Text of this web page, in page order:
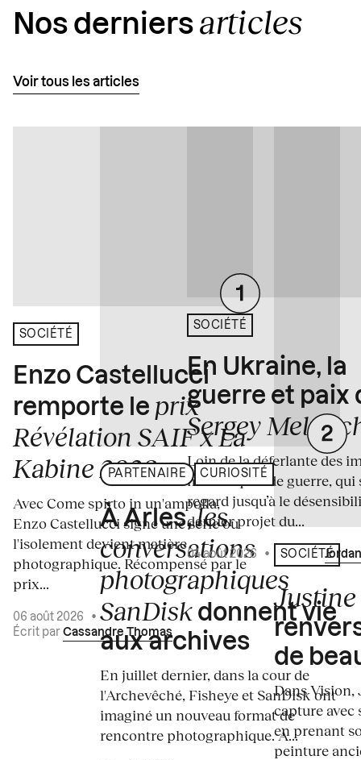
Nos derniers articles
Voir tous les articles
SOCIÉTÉ
Enzo Castellucci
remporte le prix
Révélation SAIF x La
Kabine 2026
Avec Come spirto in un'ampolla,
Enzo Castellucci signe une série où
l'isolement devient matière
photographique. Récompensé par le
prix...
06 août 2026
•
Écrit par Cassandre Thomas
PARTENAIRE CURIOSITÉ
À Arles,les
conversations
photographiques
SanDisk donnent vie
aux archives
En juillet dernier, dans la cour de
l'Archevêché, Fisheye et SanDisk ont
imaginé un nouveau format de
rencontre photographique. À...
SOCIÉTÉ
En Ukraine, la
guerre et paix
Sergey
Loin de la déferlante des
médiatiques de guerre, qui
regard jusqu’à le
dernier projet du...
04 août 2026 • Écrit par
SOCIÉTÉ
de
Dans
capture avec
en prenant
peinture